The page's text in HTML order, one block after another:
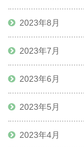
2023年8月
2023年7月
2023年6月
2023年5月
2023年4月